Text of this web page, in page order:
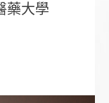
藥大學